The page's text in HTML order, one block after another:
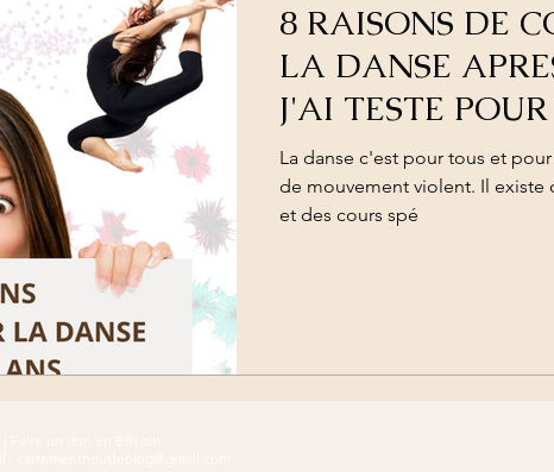
8 RAISONS DE
LA DANSE
J'AI TESTE
COURS DE
La danse c'est pour tous et
de mouvement violent. Il existe
et des cours spé